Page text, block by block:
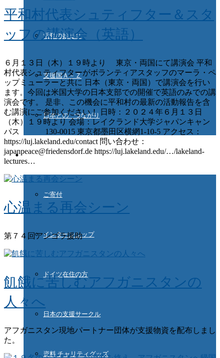
活動の始まり
支援国Ａ－Ｚ
日本との つながり
ご協力ください
ご寄付
インターンシップ
ドイツ在住の方
日本の支援サークル
資料 チャリティグッズ
平和村代表シュティフター＆スタ
ッフの講演会（英語）
６月１３日（木）１９時より 東京・両国にて講演会 平和
村代表シュティフターがボランティアスタッフのマーラ・ペ
ップミューラーと共に 日本（東京・両国）で講演会を行い
ます。今回は米国大学の日本支部での開催で英語のみでの講
演会です。 是非、この機会に平和村の最新の活動報告を含
む講演にご参加ください！ 日時：２０２４年６月１３日
（木）１９時より 会場：レイクランド大学ジャパンキャン
パス 130-0015 東京都墨田区横網1-10-5 アクセス：
https://luj.lakeland.edu/contact 問い合わせ：
japanpeace@friedensdorf.de https://luj.lakeland.edu/…/lakeland-
lectures…
心温まる再会シーン
第７４回アンゴラ援助
飢餓に苦しむアフガニスタンの
人々へ
アフガニスタン現地パートナー団体が支援物資を配布しまし
た。